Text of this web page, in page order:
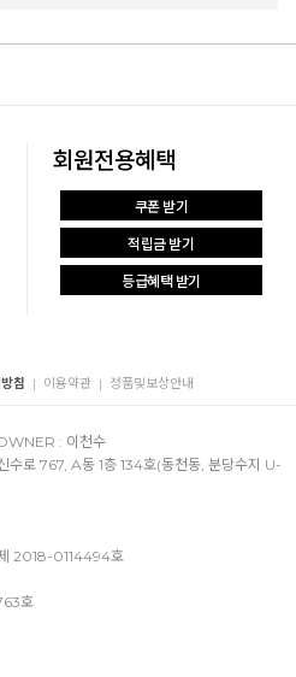
회원전용혜택
쿠폰 받기
적립금 받기
등급혜택 받기
침 | 이용약관 | 정품및보상안내
: 이천수
로 767, A동 1층 134호(동천동, 분당수지 U-
2018-0114494호
호